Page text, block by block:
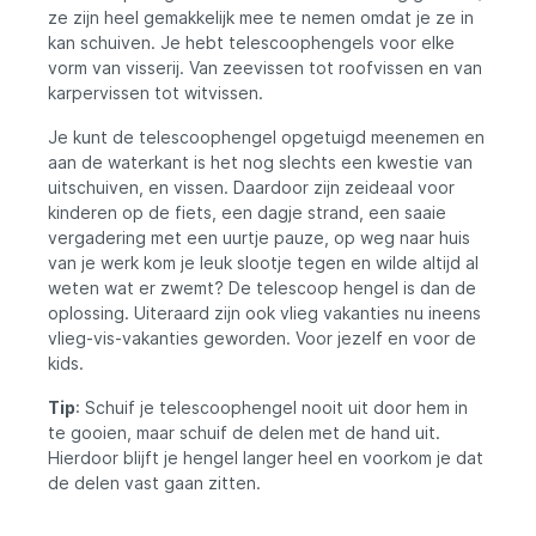
Gebruik: Het telescopische ontwerp van
de hengel en het handvat van het
schepnet maken het transport en de
opslag eenvoudig. Kwaliteitsmaterialen: De
hoogwaardige materialen zorgen voor
Organisatie: De tackle box helpt je om al je
accessoires georganiseerd en binnen
handbereik te houden. Geschikt voor Veel
Visomstandigheden: Deze set is veelzijdig
en geschikt voor verschillende
visomstandigheden en technieken. Tips
voor Gebruik: Controleer de Lijn: Zorg
ervoor dat je de lijn regelmatig inspecteert
en vervang indien nodig om een optimale
viservaring te waarborgen. Gebruik de
Rodrests: Maak gebruik van de
bent. Onderhoud je Uitrusting: Zorg voor
regelmatig onderhoud van je visuitrusting
om een lange levensduur en betrouwbare
prestaties te garanderen. Conclusie: De
waardoor kinderen direct aan de slag
kunnen. Dit maakt de ervaring nog leuker
en moeiteloos, zonder gedoe met extra
aankopen. Ready to Fish: Deze
kinderhengel is "Ready to Fish" straight out
de waterkant gaan en genieten van hun
eerste visavontuur zonder ingewikkelde
opstellingen. Kleurrijk en Aantrekkelijk: De
hengel is ontworpen met levendige kleuren
en aantrekkelijke details, wat het nog
aantrekkelijker maakt voor jonge vissers.
Het maakt het vissen niet alleen leuk, maar
ook visueel stimulerend. Duurzaamheid en
Veiligheid: Gemaakt van duurzame
materialen om bestand te zijn tegen de
avonturen van jonge ontdekkingsreizigers.
manier om de volgende generatie vissers
te inspireren en hen een liefde voor de
buitenlucht bij te brengen. Maak van hun
eerste viservaring een onvergetelijk
ze zijn heel gemakkelijk mee te nemen omdat je ze in
kan schuiven. Je hebt telescoophengels voor elke
vorm van visserij. Van zeevissen tot roofvissen en van
karpervissen tot witvissen.
Je kunt de telescoophengel opgetuigd meenemen en
aan de waterkant is het nog slechts een kwestie van
uitschuiven, en vissen. Daardoor zijn zeideaal voor
kinderen op de fiets, een dagje strand, een saaie
vergadering met een uurtje pauze, op weg naar huis
van je werk kom je leuk slootje tegen en wilde altijd al
weten wat er zwemt? De telescoop hengel is dan de
oplossing. Uiteraard zijn ook vlieg vakanties nu ineens
vlieg-vis-vakanties geworden. Voor jezelf en voor de
kids.
Tip: Schuif je telescoophengel nooit uit door hem in
te gooien, maar schuif de delen met de hand uit.
Hierdoor blijft je hengel langer heel en voorkom je dat
de delen vast gaan zitten.